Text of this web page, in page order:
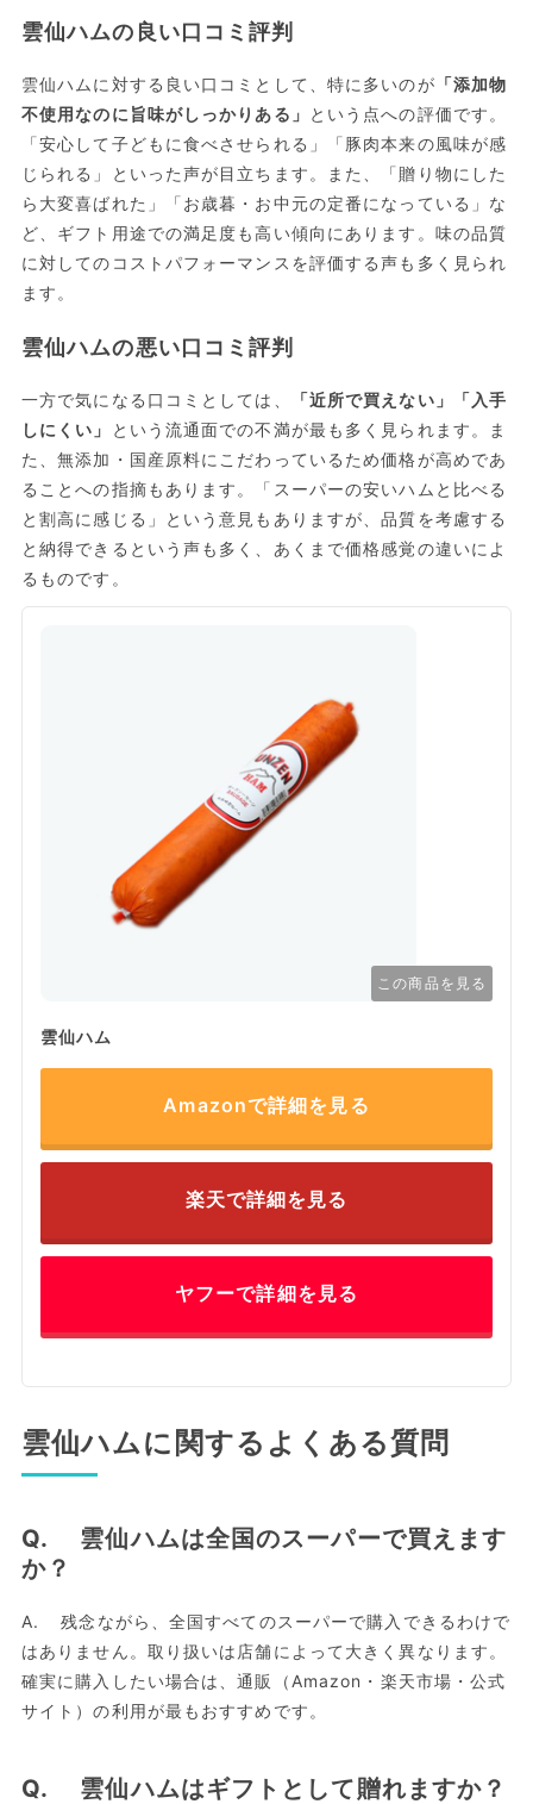
雲仙ハムの良い口コミ評判
雲仙ハムに対する良い口コミとして、特に多いのが 「添加物
不使用なのに旨味がしっかりある」
という点への評価です。
「安心して子どもに食べさせられる」「豚肉本来の風味が感
じられる」といった声が目立ちます。また、「贈り物にした
ら大変喜ばれた」「お歳暮・お中元の定番になっている」な
ど、ギフト用途での満足度も高い傾向にあります。味の品質
に対してのコストパフォーマンスを評価する声も多く見られ
ます。
雲仙ハムの悪い口コミ評判
一方で気になる口コミとしては、
「近所で買えない」「入手
しにくい」
という流通面での不満が最も多く見られます。ま
た、無添加・国産原料にこだわっているため価格が高めであ
ることへの指摘もあります。「スーパーの安いハムと比べる
と割高に感じる」という意見もありますが、品質を考慮する
と納得できるという声も多く、あくまで価格感覚の違いによ
るものです。
この商品を見る
雲仙ハム
Amazonで詳細を見る
楽天で詳細を見る
ヤフーで詳細を見る
雲仙ハムに関するよくある質問
Q. 雲仙ハムは全国のスーパーで買えます
か？
A. 残念ながら、全国すべてのスーパーで購入できるわけで
はありません。取り扱いは店舗によって大きく異なります。
確実に購入したい場合は、通販（Amazon・楽天市場・公式
サイト）の利用が最もおすすめです。
Q. 雲仙ハムはギフトとして贈れますか？